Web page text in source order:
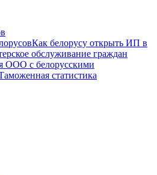
Как белорусу открыть ИП в
обслуживание граждан
ООО с белорусскими
статистика